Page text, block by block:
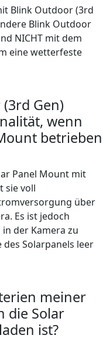
Blink Outdoor (3rd
Blink Outdoor
NICHT mit dem
eine wetterfeste
Gen)
wenn
betrieben
Panel Mount mit
sie voll
über
Es ist jedoch
der Kamera zu
des Solarpanels leer
meiner
die Solar
ist?